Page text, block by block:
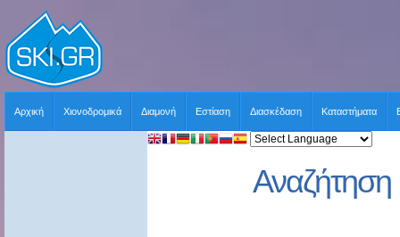
Αρχική Χιονοδρομικά Διαμονή Εστίαση Διασκέδαση Καταστήματα
Αναζήτηση